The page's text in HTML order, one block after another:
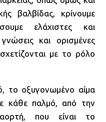
βαλβίδας, κρίνουμε
ελάχιστες και
και ορισμένες
με το ρόλο
το οξυγονωμένο αίμα
κάθε παλμό, από την
που είναι το